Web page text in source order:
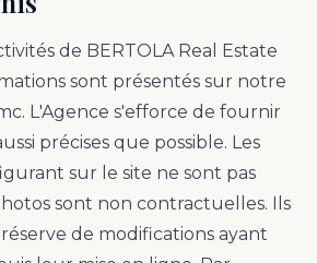
de BERTOLA Real Estate
sont présentés sur notre
L'Agence s'efforce de fournir
précises que possible. Les
sur le site ne sont pas
sont non contractuelles. Ils
de modifications ayant